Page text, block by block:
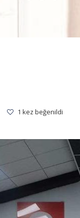
1 kez beğenildi